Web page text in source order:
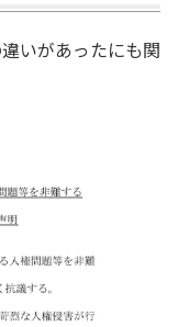
いがあったにも関